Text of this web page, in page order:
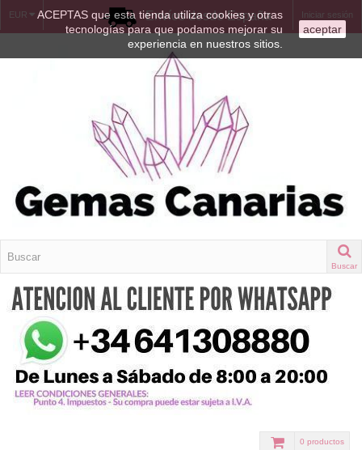
ACEPTAS que esta tienda utiliza cookies y otras
tecnologías para que podamos mejorar su
experiencia en nuestros sitios.
aceptar
EUR Iniciar sesión
Envíos desde España
Buscar
0 productos